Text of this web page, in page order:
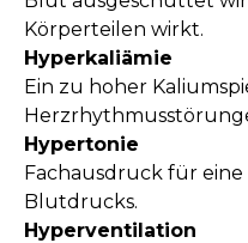
Körperteilen wirkt.
Hyperkaliämie
Ein zu hoher
Hypertonie
Fachausdruck für
Blutdrucks.
Hyperventilation